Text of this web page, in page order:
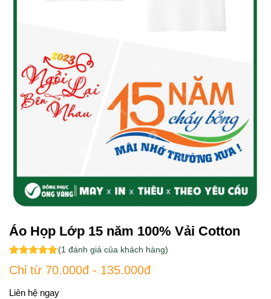
Áo Họp Lớp 15 năm 100% Vải Cotton
5.00trên 5
dựa trên
1
(1đánh giá của khách hàng)
Chỉ từ 70.000đ - 135.000đ
Liên hệ ngay